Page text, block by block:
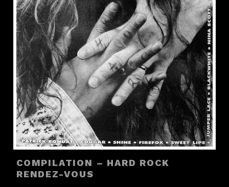
COMPILATION – HARD ROCK
RENDEZ-VOUS